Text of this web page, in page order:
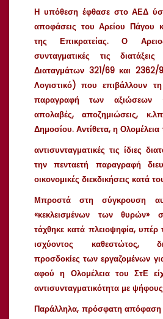
Η υπόθεση έφθασε στο ΑΕΔ
αποφάσεις του Αρείου Πάγου
της Επικρατείας. Ο
συνταγματικές τις
Διαταγμάτων 321/69 και
Λογιστικό) που επιβάλλουν
παραγραφή των αξιώσεων
απολαβές, αποζημιώσεις,
Δημοσίου. Αντίθετα, η Ολομέλεια
αντισυνταγματικές τις ίδιες
την πενταετή παραγραφή
οικονομικές διεκδικήσεις κατά
Μπροστά στη σύγκρουση
«κεκλεισμένων των θυρών»
τάχθηκε κατά πλειοψηφία, υπέρ
ισχύοντος καθεστώτος,
προσδοκίες των εργαζομένων
αφού η Ολομέλεια του ΣτΕ
αντισυνταγματικότητα με
Παράλληλα, πρόσφατη απόφαση